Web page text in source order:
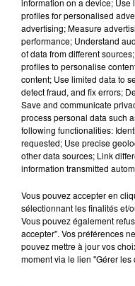
5 août
4 août
live
4 août
sa
information on a device; Use
profiles for personalised
advertising; Measure
performance; Understand
of data from different
profiles to personalise
content; Use limited data to
detect fraud, and fix errors;
Save and communicate
process personal data such
following functionalities:
requested; Use precise
other data sources; Link
information transmitted
Vous pouvez accepter en
sélectionnant les finalités et/
Vous pouvez également
accepter". Vos préférences
pouvez mettre à jour vos
moment via le lien "Gérer